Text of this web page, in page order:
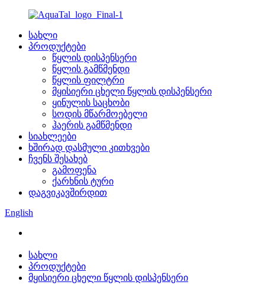
სახლი
პროდუქტები
წყლის დისპენსერი
წყლის გამწმენდი
წყლის ფილტრი
მყისიერი ცხელი წყლის დისპენსერი
ყინულის საცხობი
სოდის მწარმოებელი
ჰაერის გამწმენდი
სიახლეები
ხშირად დასმული კითხვები
ჩვენს შესახებ
გამოფენა
ქარხნის ტური
დაგვიკავშირდით
English
სახლი
პროდუქტები
მყისიერი ცხელი წყლის დისპენსერი